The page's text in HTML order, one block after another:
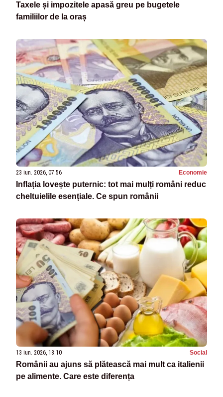
Taxele și impozitele apasă greu pe bugetele
familiilor de la oraș
23 iun. 2026, 07:56 Economie
Inflația lovește puternic: tot mai mulți români reduc
cheltuielile esențiale. Ce spun românii
13 iun. 2026, 18:10 Social
Românii au ajuns să plătească mai mult ca italienii
pe alimente. Care este diferența